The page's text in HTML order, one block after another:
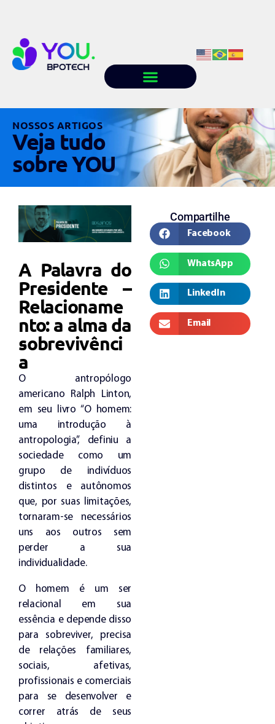
NOSSOS ARTIGOS
Veja tudo
sobre YOU
A Palavra do
Presidente –
Relacioname
nto: a alma da
sobrevivênci
a
O antropólogo
americano Ralph Linton,
em seu livro “O homem:
uma introdução à
antropologia”, definiu a
sociedade como um
grupo de indivíduos
distintos e autônomos
que, por suas limitações,
tornaram-se necessários
uns aos outros sem
perder a sua
individualidade.
O homem é um ser
relacional em sua
essência e depende disso
para sobreviver, precisa
de relações familiares,
sociais, afetivas,
profissionais e comerciais
para se desenvolver e
correr atrás de seus
Compartilhe
Facebook
WhatsApp
LinkedIn
Email